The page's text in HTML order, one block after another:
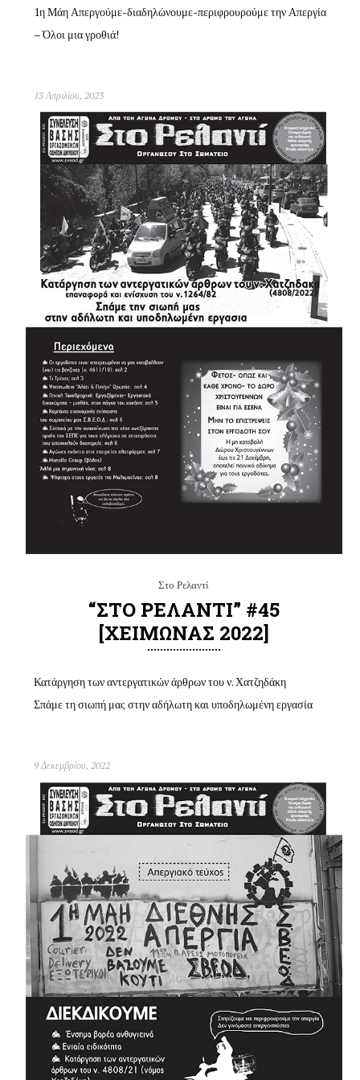
1η Μάη Απεργούμε-διαδηλώνουμε-περιφρουρούμε την Απεργία
– Όλοι μια γροθιά!
13 Απριλίου, 2023
Στο Ρελαντί
“ΣΤΟ ΡΕΛΑΝΤΙ” #45
[ΧΕΙΜΩΝΑΣ 2022]
Κατάργηση των αντεργατικών άρθρων του ν. Χατζηδάκη
Σπάμε τη σιωπή μας στην αδήλωτη και υποδηλωμένη εργασία
9 Δεκεμβρίου, 2022